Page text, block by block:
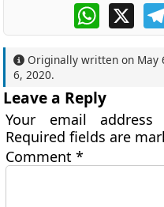
WhatsApp
X
Originally written on May
6, 2020.
Leave a Reply
Your email
Required fields are
Comment*